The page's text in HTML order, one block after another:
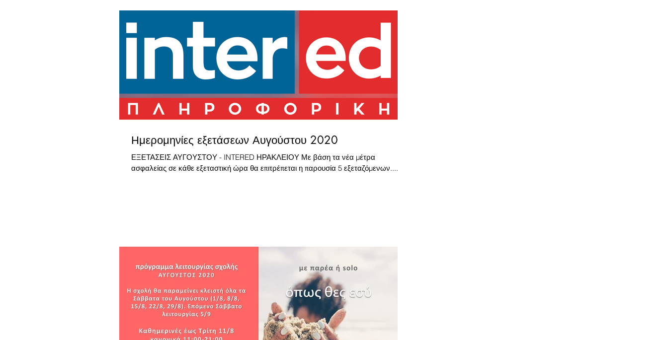
Ημερομηνίες εξετάσεων Αυγούστου 2020
ΕΞΕΤΑΣΕΙΣ ΑΥΓΟΥΣΤΟΥ - INTERED ΗΡΑΚΛΕΙΟΥ Με βάση τα νέα μέτρα
ασφαλείας σε κάθε εξεταστική ώρα θα επιτρέπεται η παρουσία 5 εξεταζόμενων....